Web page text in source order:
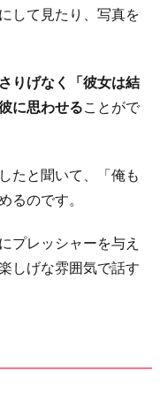
して見たり、写真を
りげなく「彼女は結
に思わせることがで
たと聞いて、「俺も
るのです。
プレッシャーを与え
しげな雰囲気で話す